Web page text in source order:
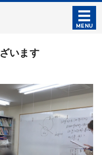
泉野塾｜大学受
MENU
います